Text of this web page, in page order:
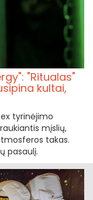
"Ritualas"
kultai,
tyrinėjimo
mįslių,
takas.
pasaulį.